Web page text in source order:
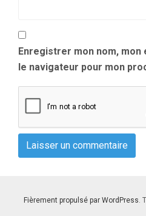
Enregistrer mon nom, mon
le navigateur pour mon
Fièrement propulsé par WordPress.